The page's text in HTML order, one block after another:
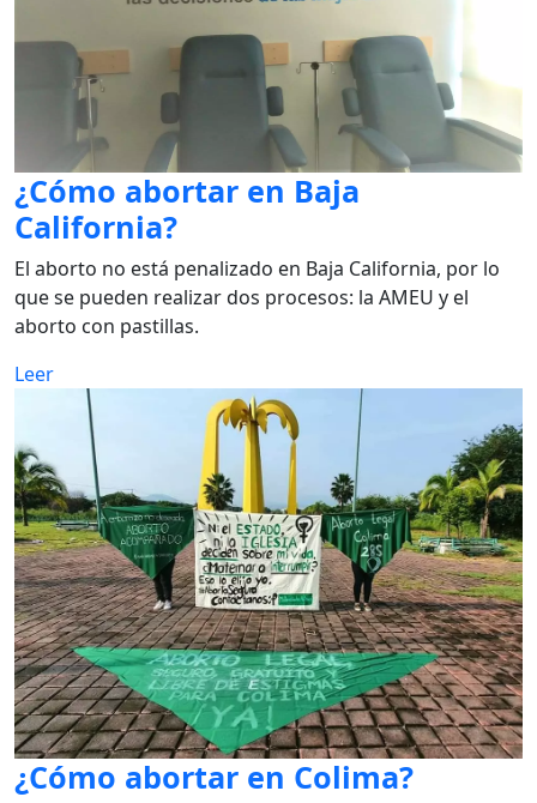
¿Cómo abortar en Baja
California?
El aborto no está penalizado en Baja California, por lo
que se pueden realizar dos procesos: la AMEU y el
aborto con pastillas.
Leer
¿Cómo abortar en Colima?